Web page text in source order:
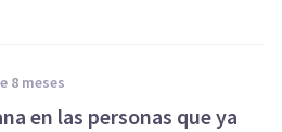
8 meses
en las personas que ya